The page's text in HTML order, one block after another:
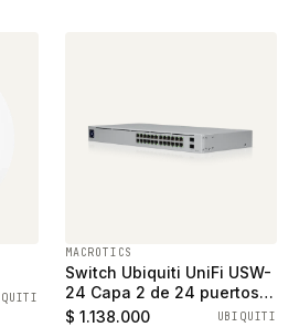
MACROTICS
Switch Ubiquiti UniFi USW-
24 Capa 2 de 24 puertos
ethernet gigabit y 2
$ 1.138.000 UBIQUITI